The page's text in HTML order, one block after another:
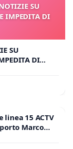
SU
IMPEDITA DI
SU
DI
linea 15 ACTV
Marco